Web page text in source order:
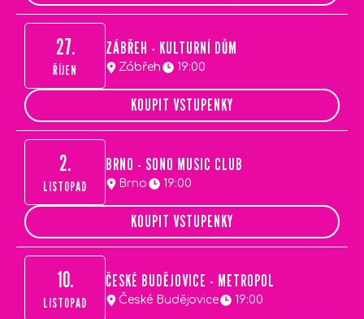
27.
ŘÍJEN
ZÁBŘEH - KULTURNÍ DŮM
Zábřeh 19:00
KOUPIT VSTUPENKY
2.
LISTOPAD
BRNO - SONO MUSIC CLUB
Brno 19:00
KOUPIT VSTUPENKY
10.
LISTOPAD
ČESKÉ BUDĚJOVICE - METROPOL
České Budějovice 19:00